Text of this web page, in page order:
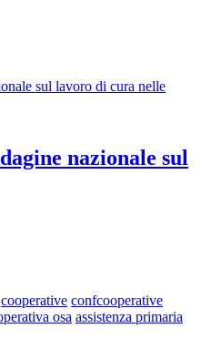
nazionale sul
cooperative confcooperative
osa assistenza primaria